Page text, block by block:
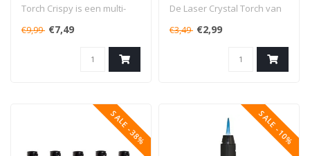
Torch Crispy is een multi-
functionele gasbrander! De
€9,99 €7,49
De Laser Crystal Torch van
Belflam is een top
gasbrande..
€3,49 €2,99
SALE -38% SALE -10%